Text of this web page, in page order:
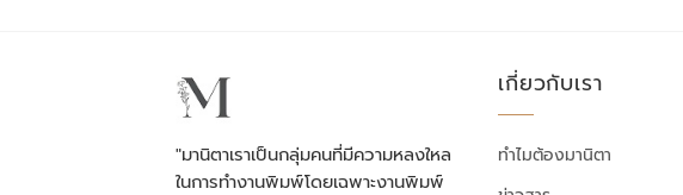
"มานิตาเราเป็นกลุ่มคนที่มีความหลงใหล
ในการทำงานพิมพ์โดยเฉพาะงานพิมพ์
เกี่ยวกับเรา
ทำไมต้องมานิตา